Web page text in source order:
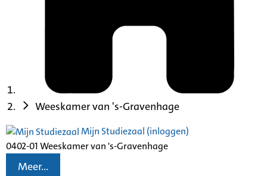
Weeskamer van 's-Gravenhage
Mijn Studiezaal (inloggen)
0402-01 Weeskamer van 's-Gravenhage
Meer...